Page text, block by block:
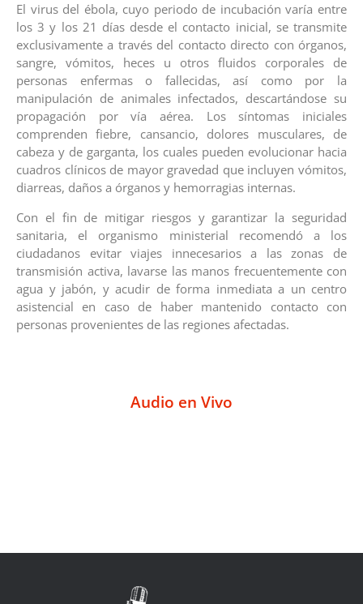
El virus del ébola, cuyo periodo de incubación varía entre
los 3 y los 21 días desde el contacto inicial, se transmite
exclusivamente a través del contacto directo con órganos,
sangre, vómitos, heces u otros fluidos corporales de
personas enfermas o fallecidas, así como por la
manipulación de animales infectados, descartándose su
propagación por vía aérea. Los síntomas iniciales
comprenden fiebre, cansancio, dolores musculares, de
cabeza y de garganta, los cuales pueden evolucionar hacia
cuadros clínicos de mayor gravedad que incluyen vómitos,
diarreas, daños a órganos y hemorragias internas.
Con el fin de mitigar riesgos y garantizar la seguridad
sanitaria, el organismo ministerial recomendó a los
ciudadanos evitar viajes innecesarios a las zonas de
transmisión activa, lavarse las manos frecuentemente con
agua y jabón, y acudir de forma inmediata a un centro
asistencial en caso de haber mantenido contacto con
personas provenientes de las regiones afectadas.
Audio en Vivo